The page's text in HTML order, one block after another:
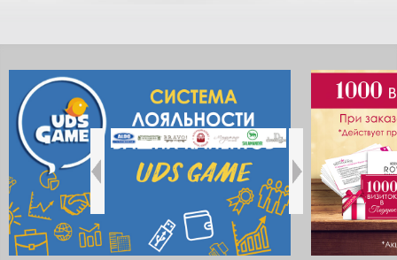
О НАС
Компания СФЕРА основана в 2003 году и оказывает весь
комплекс услуг в области рекламы, а также смежных сфер